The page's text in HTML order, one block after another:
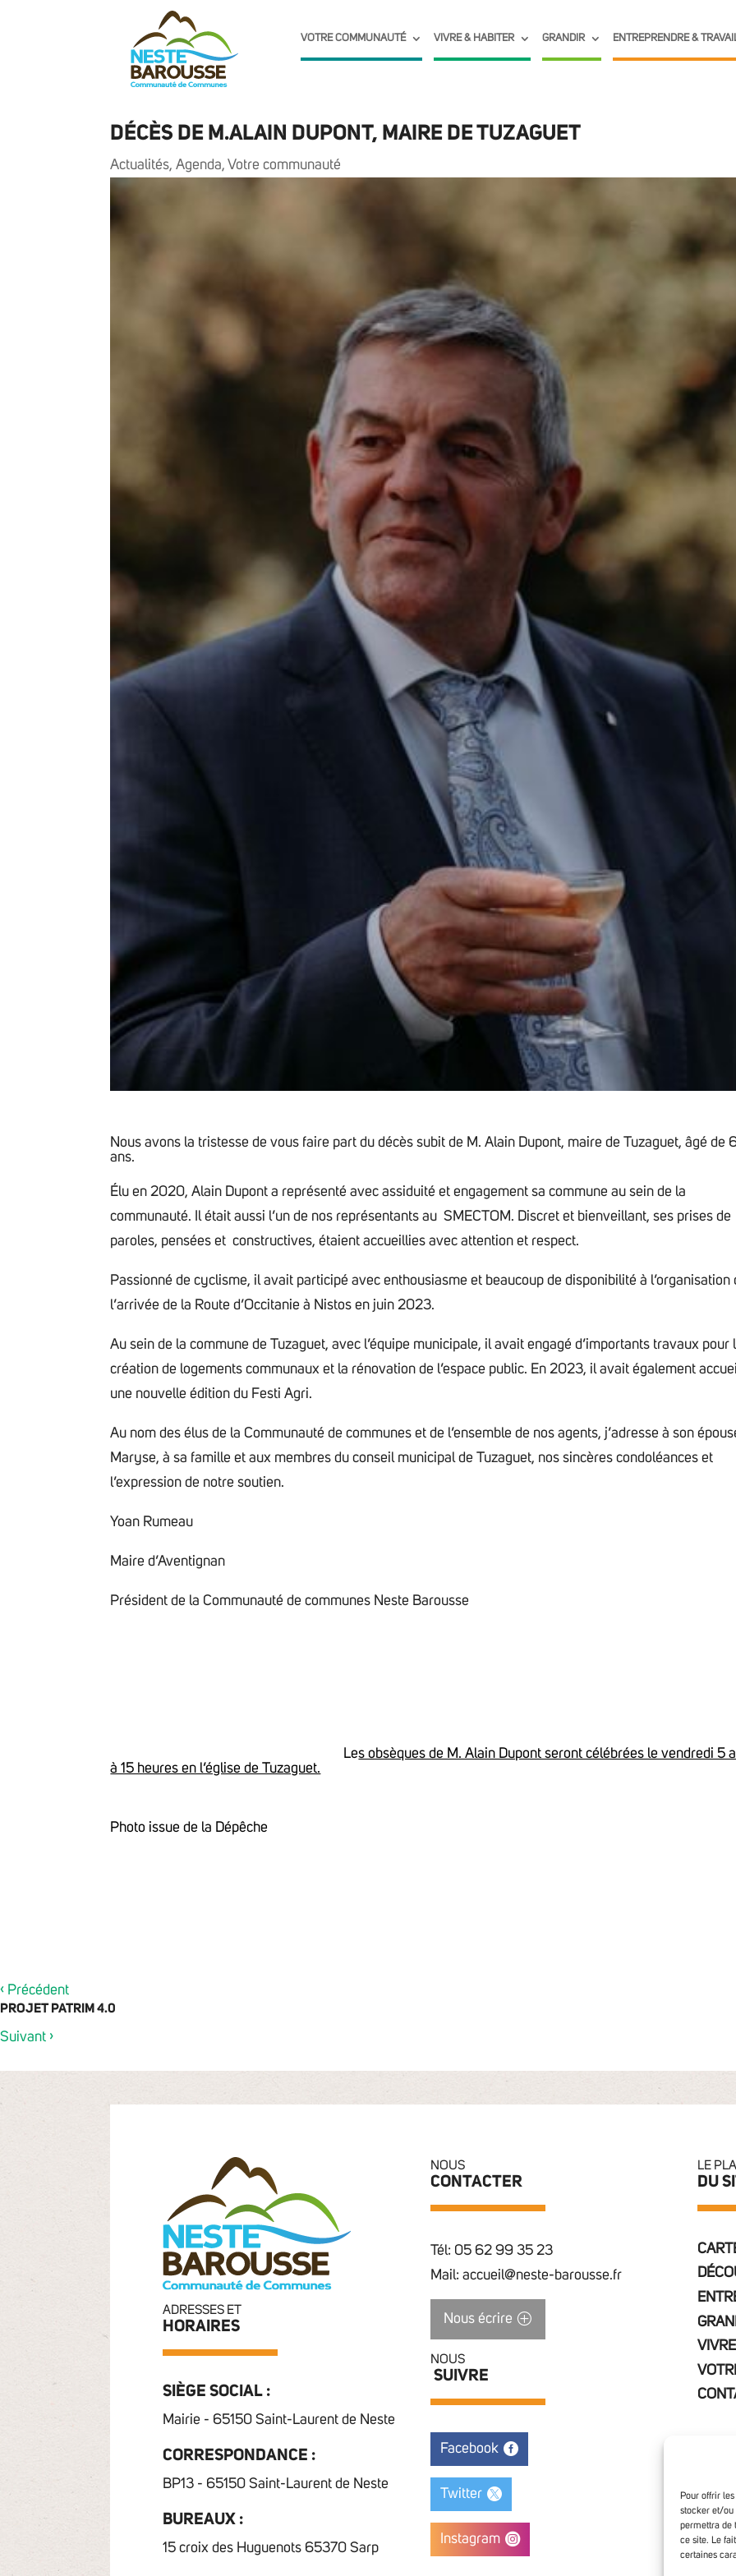
Pour offrir
stocker et/ou
permettra de
ce site. Le
certaines
VOTRE COMMUNAUTÉ VIVRE & HABITER GRANDIR ENTREPRENDRE &
DÉCÈS DE M.ALAIN DUPONT, MAIRE DE TUZAGUET
Actualités,Agenda,Votre communauté
Nous avons la tristesse de vous faire part du décès subit de M. Alain Dupont, maire de Tuzaguet, âgé de
ans.
Élu en 2020, Alain Dupont a représenté avec assiduité et engagement sa commune au sein de la
communauté. Il était aussi l’un de nos représentants au SMECTOM. Discret et bienveillant, ses prises de
paroles, pensées et constructives, étaient accueillies avec attention et respect.
Passionné de cyclisme, il avait participé avec enthousiasme et beaucoup de disponibilité à l’organisation
l’arrivée de la Route d’Occitanie à Nistos en juin 2023.
Au sein de la commune de Tuzaguet, avec l’équipe municipale, il avait engagé d’importants travaux pour
création de logements communaux et la rénovation de l’espace public. En 2023, il avait également
une nouvelle édition du Festi Agri.
Au nom des élus de la Communauté de communes et de l’ensemble de nos agents, j’adresse à son
Maryse, à sa famille et aux membres du conseil municipal de Tuzaguet, nos sincères condoléances et
l’expression de notre soutien.
Yoan Rumeau
Maire d’Aventignan
Président de la Communauté de communes Neste Barousse
Les obsèques de M. Alain Dupont seront célébrées le vendredi 5
à 15 heures en l’église de Tuzaguet.
Photo issue de la Dépêche
‹ Précédent
PROJET PATRIM 4.0
Suivant ›
ADRESSES ET
HORAIRES
SIÈGE SOCIAL :
Mairie - 65150 Saint-Laurent de Neste
CORRESPONDANCE :
BP13 - 65150 Saint-Laurent de Neste
BUREAUX :
15 croix des Huguenots 65370 Sarp
NOUS
CONTACTER
Tél: 05 62 99 35 23
Mail: accueil@neste-barousse.fr
Nous écrire
NOUS
SUIVRE
Facebook
Twitter
Instagram
LE
DU